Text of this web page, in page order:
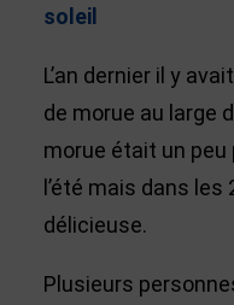
soleil
L’an dernier il y
de morue au large
morue était un peu
l’été mais dans
délicieuse.
Plusieurs